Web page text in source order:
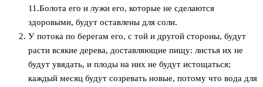
11.Болота его и лужи его, которые не сделаются
здоровыми, будут оставлены для соли.
У потока по берегам его, с той и другой стороны, будут
расти всякие дерева, доставляющие пищу: листья их не
будут увядать, и плоды на них не будут истощаться;
каждый месяц будут созревать новые, потому что вода для